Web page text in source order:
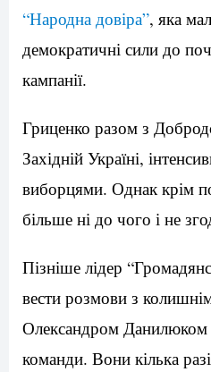
“Народна довіра”, яка
демократичні сили до
кампанії.
Гриценко разом з
Західній Україні,
виборцями. Однак крім
більше ні до чого і не
Пізніше лідер
вести розмови з
Олександром Данилюком
команди. Вони кілька